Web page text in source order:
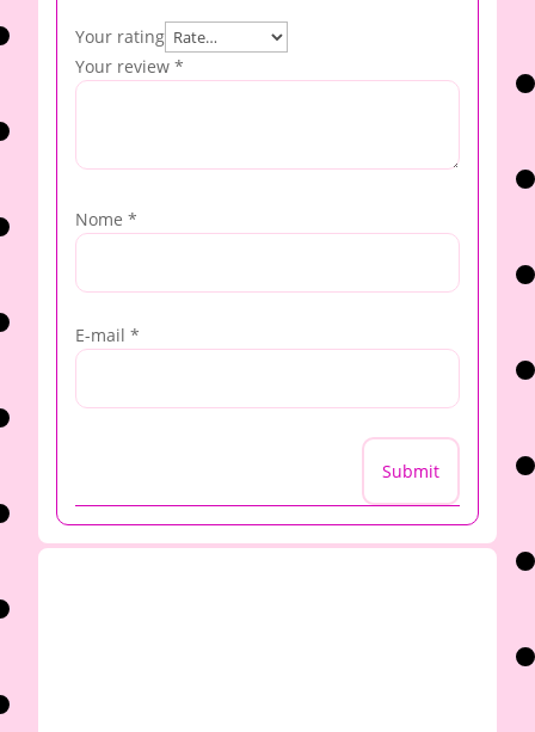
Your rating
Your review *
Nome *
E-mail *
Submit